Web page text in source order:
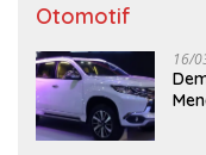
Otomotif
16/